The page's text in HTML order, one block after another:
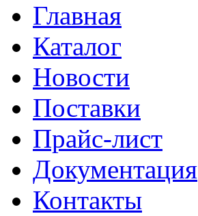
Главная
Каталог
Новости
Поставки
Прайс-лист
Документация
Контакты